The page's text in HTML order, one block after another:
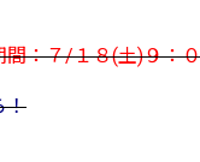
間：７/１８(土)９：
！